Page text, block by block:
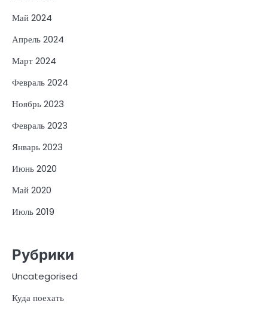
Май 2024
Апрель 2024
Март 2024
Февраль 2024
Ноябрь 2023
Февраль 2023
Январь 2023
Июнь 2020
Май 2020
Июль 2019
Рубрики
Uncategorised
Куда поехать